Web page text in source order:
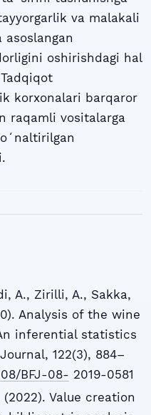
va malakali
asoslangan
oshirishdagi hal
korxonalari barqaror
raqamli vositalarga
A., Zirilli, A., Sakka,
Analysis of the wine
inferential statistics
122(3), 884–
BFJ-08- 2019-0581
Value creation